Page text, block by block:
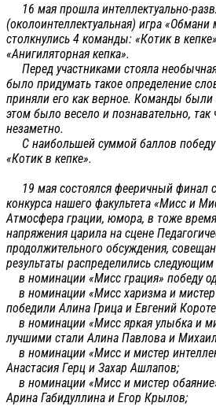
16 мая прошла интеллектуально-
(околоинтеллектуальная) игра «Обмани
столкнулись 4 команды: «Котик в
«Анигиляторная кепка».
Перед участниками стояла
было придумать такое определение
приняли его как верное. Команды
этом было весело и познавательно, так
незаметно.
С наибольшей суммой баллов
«Котик в кепке».
19 мая состоялся фееричный финал
конкурса нашего факультета «Мисс и
Атмосфера грации, юмора, в тоже
напряжения царила на сцене
продолжительного обсуждения,
результаты распределились
в номинации «Мисс грация» победу
в номинации «Мисс харизма и мистер
победили Алина Грица и Евгений
в номинации «Мисс яркая улыбка и
лучшими стали Алина Павлова и
в номинации «Мисс и мистер
Анастасия Герц и Захар Ашлапов;
в номинации «Мисс и мистер
Арина Габидуллина и Егор Крылов;